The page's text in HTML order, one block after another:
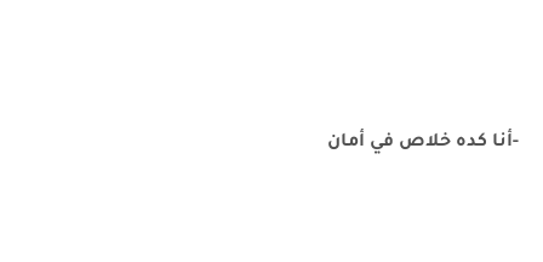
-أنا كده خلاص في أمان